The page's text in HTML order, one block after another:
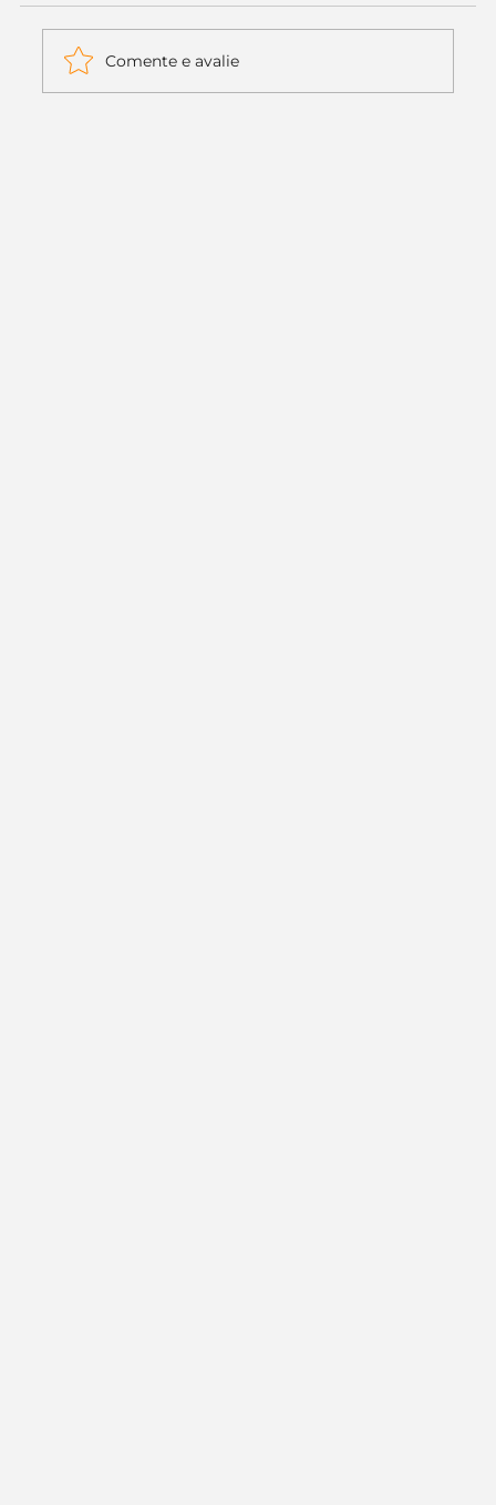
Comente e avalie